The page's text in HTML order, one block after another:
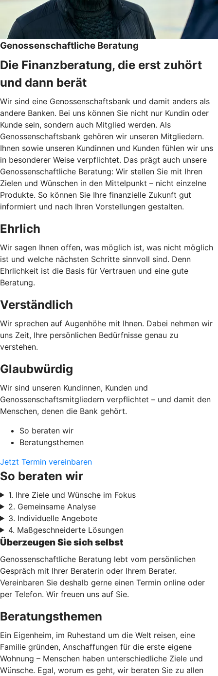
Genossenschaftliche Beratung
Die Finanzberatung, die erst zuhört
und dann berät
Wir sind eine Genossenschaftsbank und damit anders als
andere Banken. Bei uns können Sie nicht nur Kundin oder
Kunde sein, sondern auch Mitglied werden. Als
Genossenschaftsbank gehören wir unseren Mitgliedern.
Ihnen sowie unseren Kundinnen und Kunden fühlen wir uns
in besonderer Weise verpflichtet. Das prägt auch unsere
Genossenschaftliche Beratung: Wir stellen Sie mit Ihren
Zielen und Wünschen in den Mittelpunkt – nicht einzelne
Produkte. So können Sie Ihre finanzielle Zukunft gut
informiert und nach Ihren Vorstellungen gestalten.
Ehrlich
Wir sagen Ihnen offen, was möglich ist, was nicht möglich
ist und welche nächsten Schritte sinnvoll sind. Denn
Ehrlichkeit ist die Basis für Vertrauen und eine gute
Beratung.
Verständlich
Wir sprechen auf Augenhöhe mit Ihnen. Dabei nehmen wir
uns Zeit, Ihre persönlichen Bedürfnisse genau zu
verstehen.
Glaubwürdig
Wir sind unseren Kundinnen, Kunden und
Genossenschaftsmitgliedern verpflichtet – und damit den
Menschen, denen die Bank gehört.
So beraten wir
Beratungsthemen
Jetzt Termin vereinbaren
So beraten wir
1. Ihre Ziele und Wünsche im Fokus
2. Gemeinsame Analyse
3. Individuelle Angebote
4. Maßgeschneiderte Lösungen
Überzeugen Sie sich selbst
Genossenschaftliche Beratung lebt vom persönlichen
Gespräch mit Ihrer Beraterin oder Ihrem Berater.
Vereinbaren Sie deshalb gerne einen Termin online oder
per Telefon. Wir freuen uns auf Sie.
Beratungsthemen
Ein Eigenheim, im Ruhestand um die Welt reisen, eine
Familie gründen, Anschaffungen für die erste eigene
Wohnung – Menschen haben unterschiedliche Ziele und
Wünsche. Egal, worum es geht, wir beraten Sie zu allen